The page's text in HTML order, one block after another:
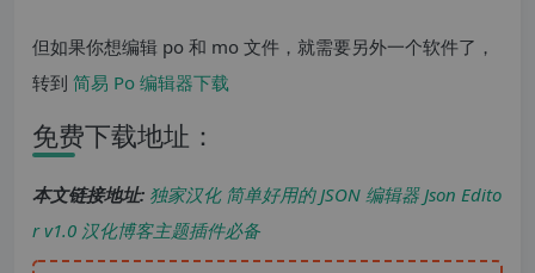
但如果你想编辑 po 和 mo 文件，就需要另外一个软件了，
转到 简易 Po 编辑器下载
免费下载地址：
本文链接地址: 独家汉化 简单好用的 JSON 编辑器 Json Edito
r v1.0 汉化博客主题插件必备